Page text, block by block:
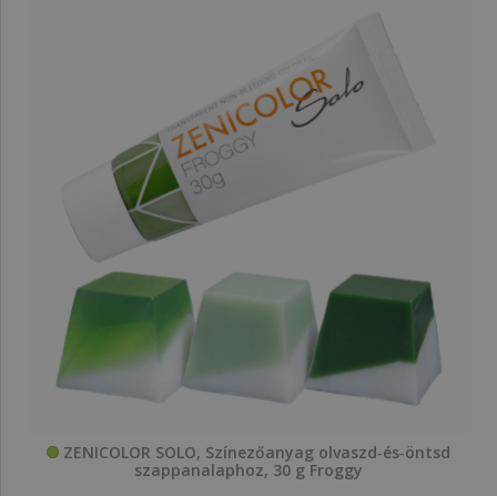
ZENICOLOR SOLO, Színezőanyag olvaszd‑és‑öntsd
szappanalaphoz, 30 g Froggy